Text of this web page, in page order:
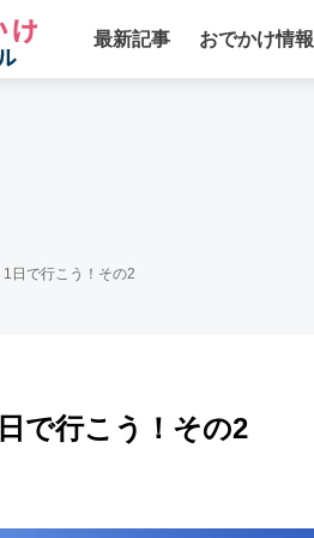
最新記事 おでかけ情報
1日で行こう！その2
で行こう！その2